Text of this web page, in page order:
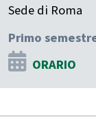
Sede di Roma
Primo
ORARIO